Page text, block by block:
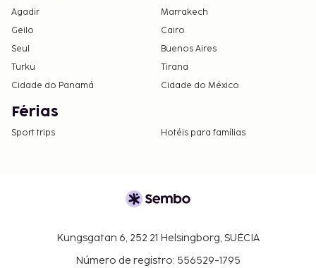
Agadir
Marrakech
Geilo
Cairo
Seul
Buenos Aires
Turku
Tirana
Cidade do Panamá
Cidade do México
Férias
Sport trips Hotéis para famílias
Kungsgatan 6, 252 21 Helsingborg, SUÉCIA
Número de registro: 556529-1795